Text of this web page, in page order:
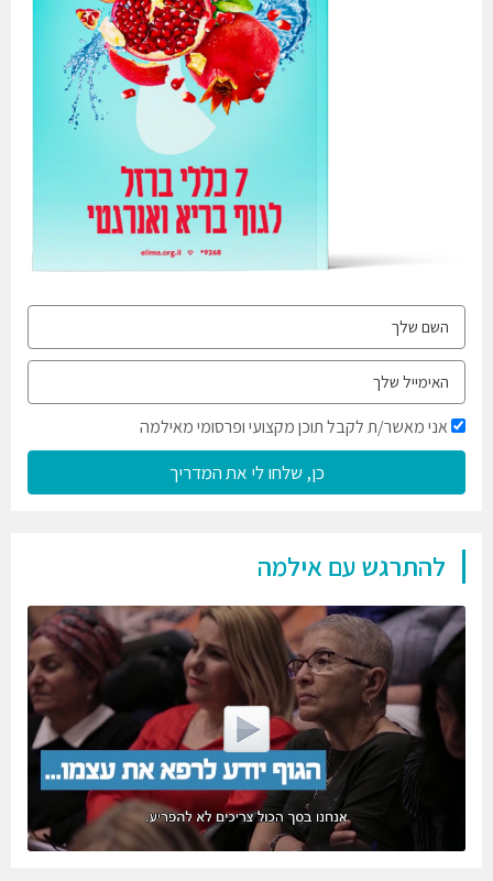
אני מאשר/ת לקבל תוכן מקצועי ופרסומי מאילמה
כן, שלחו לי את המדריך
להתרגש עם אילמה